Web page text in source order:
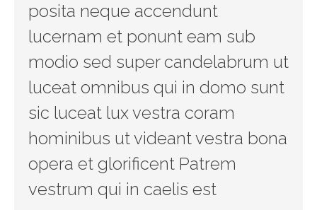
posita neque accendunt
lucernam et ponunt eam sub
modio sed super candelabrum ut
luceat omnibus qui in domo sunt
sic luceat lux vestra coram
hominibus ut videant vestra bona
opera et glorificent Patrem
vestrum qui in caelis est